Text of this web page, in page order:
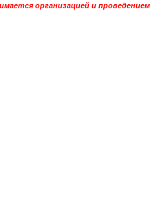
организацией и